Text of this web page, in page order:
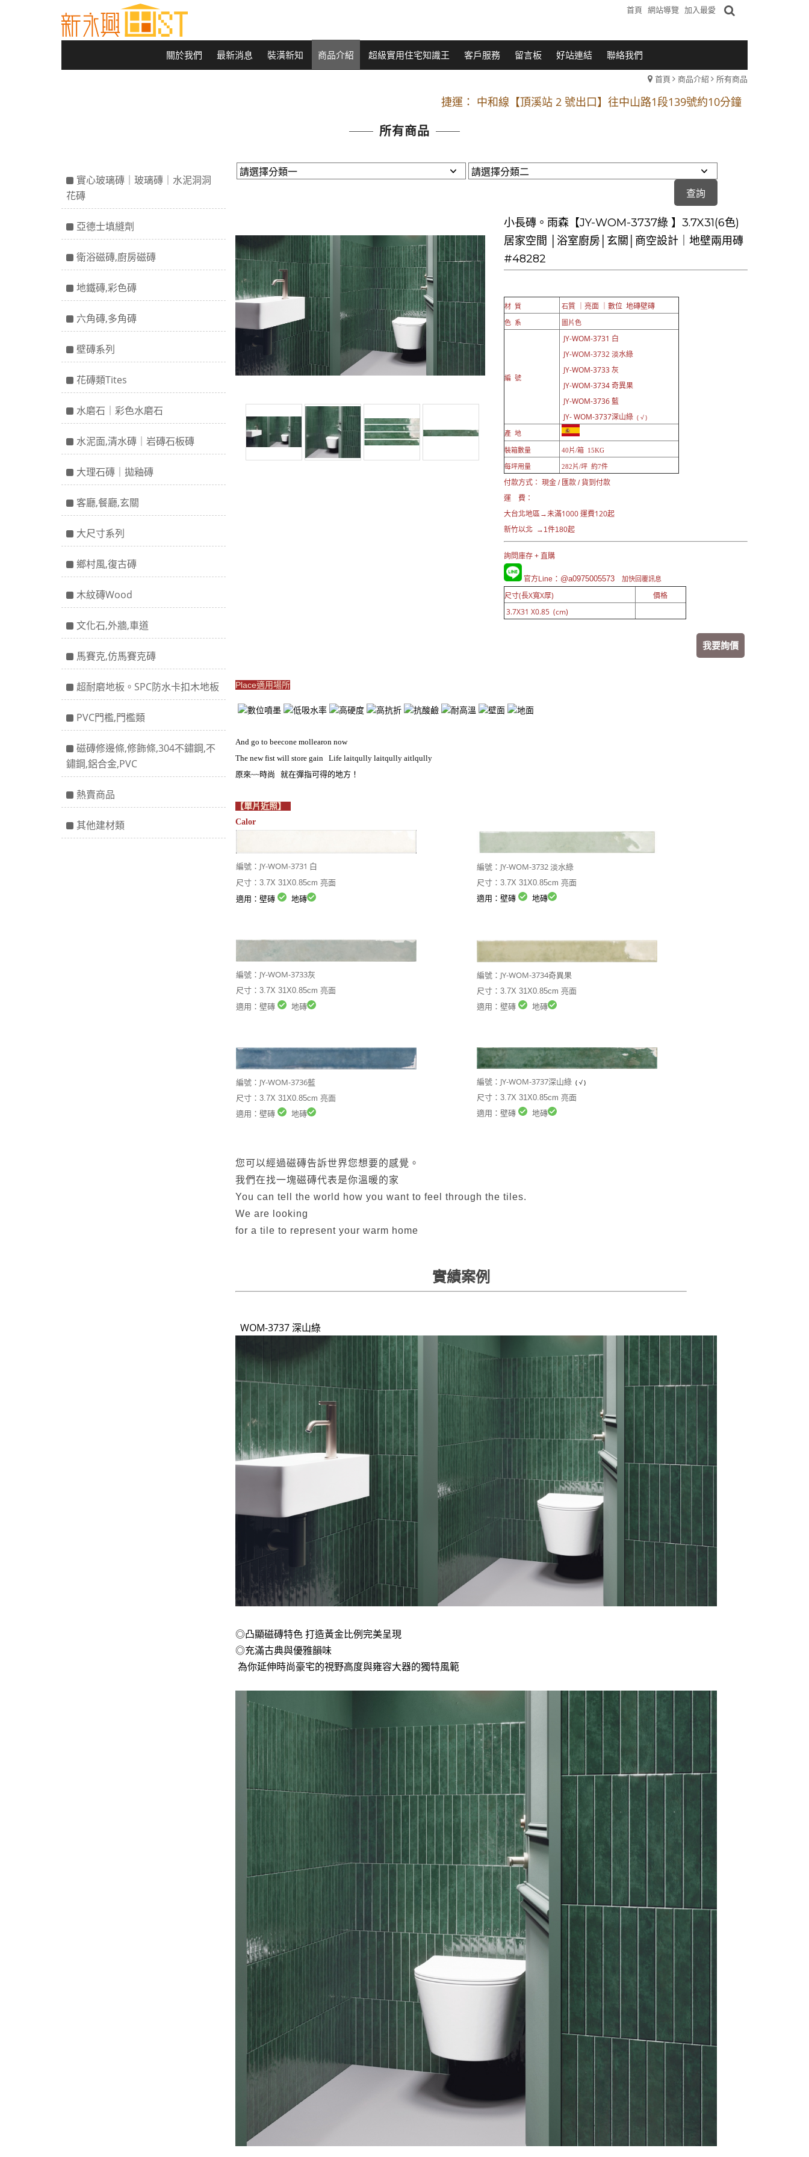
首頁 網站導覽 加入最愛
關於我們 最新消息 裝潢新知 商品介紹 超級實用住宅知識王 客戶服務 留言板 好站連結 聯絡我們
首頁 商品介紹 所有商品
開車：中山路1段 到永平路路口(樂華夜市口)門口可停車
捷運： 中和線【頂溪站 2 號出口】往中山路1段139號約10分鐘
原Line已滿 無法加Line好友 請親愛的客戶加入 LINE官方帳號@a0975005573
捷運： 中和線【頂溪站 2 號出口】往中山路1段139號約10分鐘
原Line已滿 無法加Line好友 請親愛的客戶加入 LINE官方帳號@a0975005573
所有商品
實心玻璃磚｜玻璃磚｜水泥洞洞
花磚
亞德士填縫劑
衛浴磁磚,廚房磁磚
地鐵磚,彩色磚
六角磚,多角磚
壁磚系列
花磚類Tites
水磨石｜彩色水磨石
水泥面,清水磚｜岩磚石板磚
大理石磚｜拋釉磚
客廳,餐廳,玄關
大尺寸系列
鄉村風,復古磚
木紋磚Wood
文化石,外牆,車道
馬賽克,仿馬賽克磚
超耐磨地板。SPC防水卡扣木地板
PVC門檻,門檻類
磁磚修邊條,修飾條,304不鏽鋼,不
鏽鋼,鋁合金,PVC
熱賣商品
其他建材類
小長磚。雨森【JY-WOM-3737綠 】3.7X31(6色)
居家空間 │浴室廚房│玄關│商空設計｜地壁兩用磚
#48282
材 質 石質 ｜亮面 ｜數位 地磚壁磚
色 系 圖片色
編 號
JY-WOM-3731 白
JY-WOM-3732 淡水綠
JY-WOM-3733 灰
JY-WOM-3734 奇異果
JY-WOM-3736 藍
JY-WOM-3737深山綠 ( √ )
產 地
裝箱數量 40片/箱 15KG
每坪用量 282片/坪 約7件
付款方式： 現金 / 匯款 / 貨到付款
運 費：
大台北地區→未滿1000 運費120起
新竹以北 →1件180起
詢問庫存 + 直購
官方Line ：@a0975005573 加快回覆訊息
尺寸(長X寬X厚)
價格
3.7X31 X0.85 (cm)
我要詢價
Place適用場所
And go to beecone mollearon now
The new fist will store gain Life laitqully laitqully aitlqully
原來~~時尚 就在彈指可得的地方！
【單片近照】
Calor
編號： JY-WOM-3731 白
尺寸：3.7X 31X0.85cm 亮面
適用：壁磚
地磚
編號： JY-WOM-3732 淡水綠
尺寸：3.7X 31X0.85cm 亮面
適用：壁磚
地磚
編號： JY-WOM-3733灰
尺寸：3.7X 31X0.85cm 亮面
適用：壁磚
地磚
編號： JY-WOM-3734奇異果
尺寸：3.7X 31X0.85cm 亮面
適用：壁磚
地磚
編號： JY-WOM-3736藍
尺寸：3.7X 31X0.85cm 亮面
適用：壁磚
地磚
編號： JY-WOM-3737深山綠 ( √ )
尺寸：3.7X 31X0.85cm 亮面
適用：壁磚
地磚
您可以經過磁磚告訴世界您想要的感覺。
我們在找一塊磁磚代表是你溫暖的家
You can tell the world how you want to feel through the tiles.
We are looking
for a tile to represent your warm home
實績案例
WOM-3737 深山綠
◎凸顯磁磚特色 打造黃金比例完美呈現
◎充滿古典與優雅韻味
為你延伸時尚豪宅的視野高度與雍容大器的獨特風範